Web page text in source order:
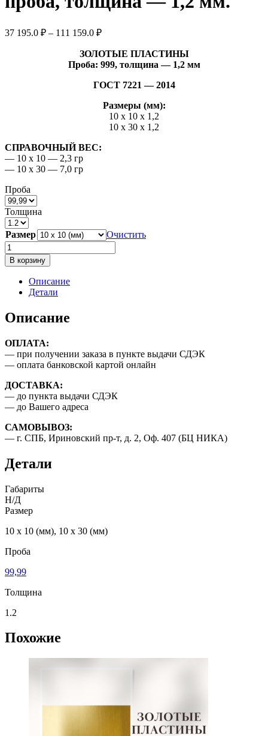
37 195.0 ₽ – 111 159.0 ₽Диапазон
37
195.0 ₽
111
ЗОЛОТЫЕ ПЛАСТИНЫ
Проба: 999, толщина — 1,2 мм
ГОСТ 7221 — 2014
Размеры (мм):
10 х 10 х 1,2
10 х 30 х 1,2
СПРАВОЧНЫЙ ВЕС:
— 10 х 10 — 2,3 гр
— 10 х 30 — 7,0 гр
Проба
Толщина
Размер
Очистить
Количество
товара
Пластина
золота,
проба,
толщина
1,2
мм.
В корзину
Описание
Детали
Описание
ОПЛАТА:
— при получении заказа в пункте выдачи СДЭК
— оплата банковской картой онлайн
ДОСТАВКА:
— до пункта выдачи СДЭК
— до Вашего адреса
САМОВЫВОЗ:
— г. СПБ, Ириновский пр-т, д. 2, Оф. 407 (БЦ НИКА)
Детали
Габариты
Н/Д
Размер
10 х 10 (мм), 10 х 30 (мм)
Проба
99,99
Толщина
1.2
Похожие